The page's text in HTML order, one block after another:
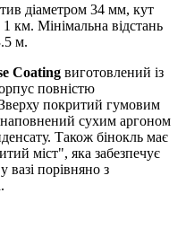
діаметром 34 мм, кут
км. Мінімальна відстань
м.
Coating виготовлений із
повністю
покритий гумовим
сухим аргоном
Також бінокль має
міст", яка забезпечує
вазі порівняно з